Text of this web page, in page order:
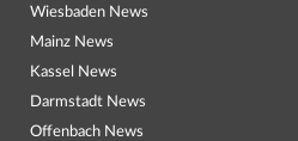
Wiesbaden News
Mainz News
Kassel News
Darmstadt News
Offenbach News